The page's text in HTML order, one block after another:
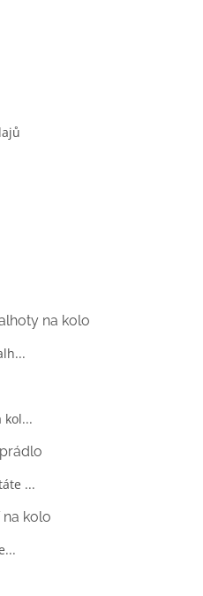
na kolo
kol...
...
kolo